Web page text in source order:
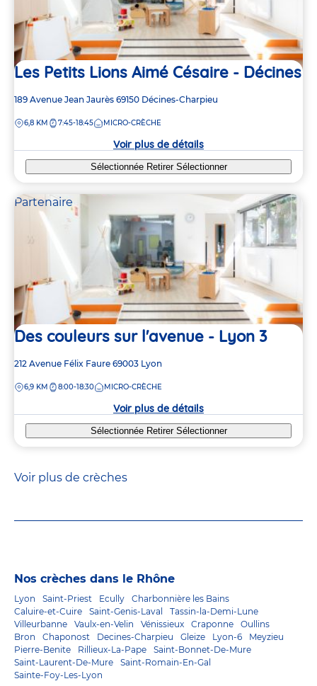
Les Petits Lions Aimé Césaire - Décines
Adresse
la
189 Avenue Jean Jaurès 69150 Décines-Charpieu
DISTANCE
6,8 KM 7:45-18:45 MICRO-CRÈCHE
Voir plus de détails
Sélectionnée Retirer Sélectionner
Partenaire
Des couleurs sur l'avenue - Lyon 3
Adresse
la
212 Avenue Félix Faure 69003 Lyon
DISTANCE
6,9 KM 8:00-18:30 MICRO-CRÈCHE
Voir plus de détails
Sélectionnée Retirer Sélectionner
Voir plus de crèches
Nos crèches dans le Rhône
Lyon Saint-Priest Ecully
Charbonnière les Bains
Caluire-et-Cuire
Saint-Genis-Laval
Tassin-la-Demi-Lune
Villeurbanne
Vaulx-en-Velin Vénissieux Craponne
Oullins
Bron
Chaponost Decines-Charpieu Gleize Lyon-6
Meyzieu
Pierre-Benite
Rillieux-La-Pape
Saint-Bonnet-De-Mure
Saint-Laurent-De-Mure
Saint-Romain-En-Gal
Sainte-Foy-Les-Lyon